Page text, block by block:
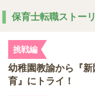
保育士転職ストー
挑戦編
幼稚園教諭から『
育』にトライ！